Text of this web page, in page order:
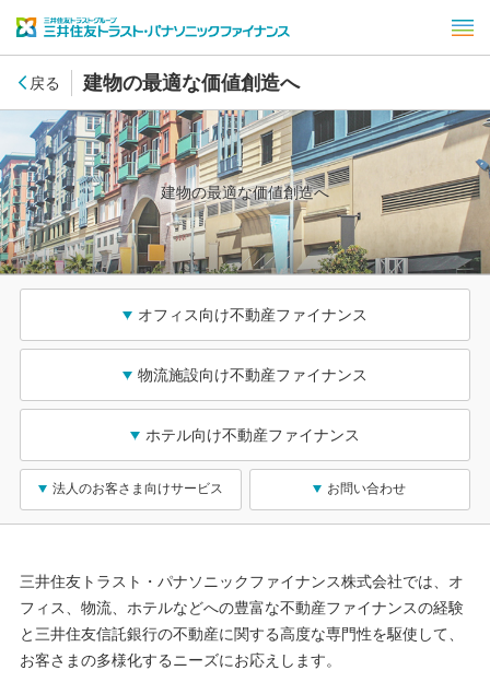
戻る 建物の最適な価値創造へ
建物の最適な価値創造へ
オフィス向け不動産ファイナンス
物流施設向け不動産ファイナンス
ホテル向け不動産ファイナンス
法人のお客さま向けサービス お問い合わせ
三井住友トラスト・パナソニックファイナンス株式会社では、オ
フィス、物流、ホテルなどへの豊富な不動産ファイナンスの経験
と三井住友信託銀行の不動産に関する高度な専門性を駆使して、
お客さまの多様化するニーズにお応えします。